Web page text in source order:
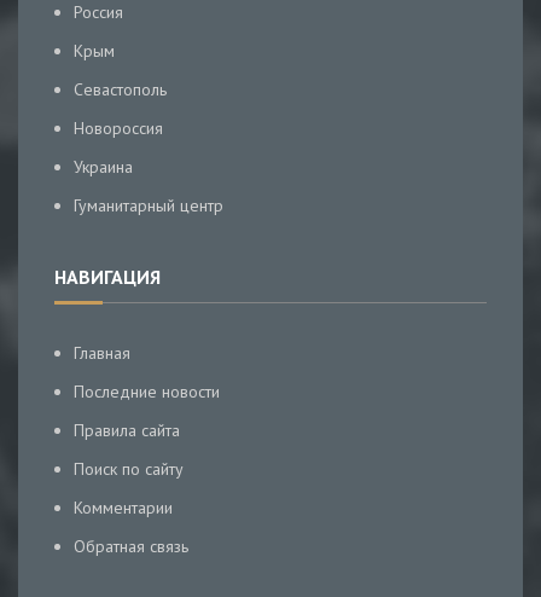
Россия
Крым
Севастополь
Новороссия
Украина
Гуманитарный центр
НАВИГАЦИЯ
Главная
Последние новости
Правила сайта
Поиск по сайту
Комментарии
Обратная связь